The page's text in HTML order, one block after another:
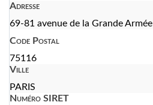
Adresse
69-81 avenue de la Grande Armée
Code Postal
75116
Ville
PARIS
Numéro SIRET